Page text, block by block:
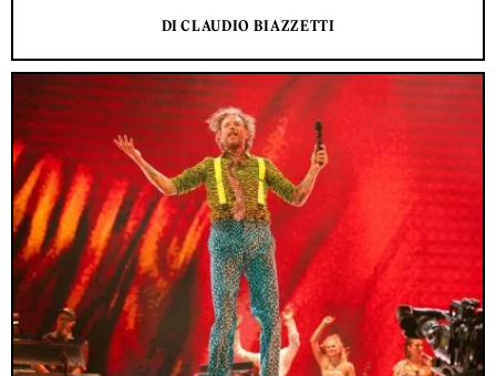
DI CLAUDIO BIAZZETTI